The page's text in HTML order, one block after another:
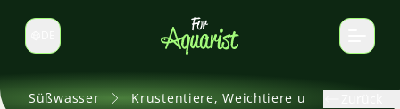
Sprache wechseln
Süßwasser Krustentiere, Weichtiere und andere